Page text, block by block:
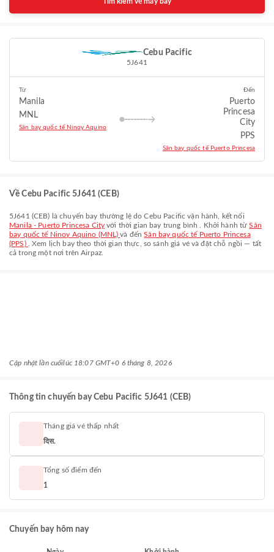
Cebu Pacific
5J641
Từ
Manila
MNL
Sân bay quốc tế Ninoy Aquino
Đến
Puerto
Princesa
City
PPS
Sân bay quốc tế Puerto Princesa
Về Cebu Pacific 5J641 (CEB)
5J641 (CEB) là chuyến bay thường lệ doCebu Pacific vận hành, kết nối
Manila - Puerto Princesa City với thời gian bay trung bình . Khởi hành từSân
bay quốc tế Ninoy Aquino (MNL)và đếnSân bay quốc tế Puerto Princesa
(PPS)
. Xem lịch bay theo thời gian thực, so sánh giá vé và đặt chỗ ngồi — tất
cả trong một nơi trên Airpaz.
Cập nhật lần cuốilúc 18:07 GMT+0 6 tháng 8, 2026
Thông tin chuyến bay Cebu Pacific 5J641 (CEB)
Tháng giá vé thấp nhất
दिस.
Tổng số điểm đến
1
Chuyến bay hôm nay